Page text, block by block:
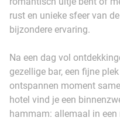
rust en unieke sfeer van
bijzondere ervaring.
Na een dag vol
gezellige bar, een fijne
ontspannen moment
hotel vind je een
hammam: allemaal in